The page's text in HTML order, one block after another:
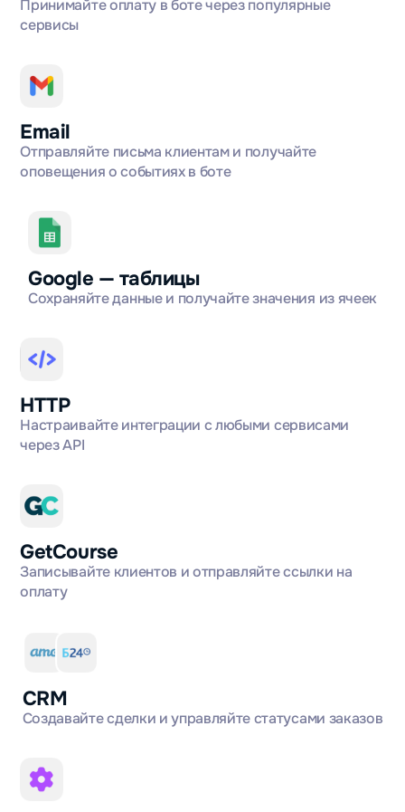
Принимайте оплату в боте через популярные
сервисы
Email
Отправляйте письма клиентам и получайте
оповещения о событиях в боте
Google — таблицы
Сохраняйте данные и получайте значения из ячеек
HTTP
Настраивайте интеграции с любыми сервисами
через API
GetCourse
Записывайте клиентов и отправляйте ссылки на
оплату
CRM
Создавайте сделки и управляйте статусами заказов